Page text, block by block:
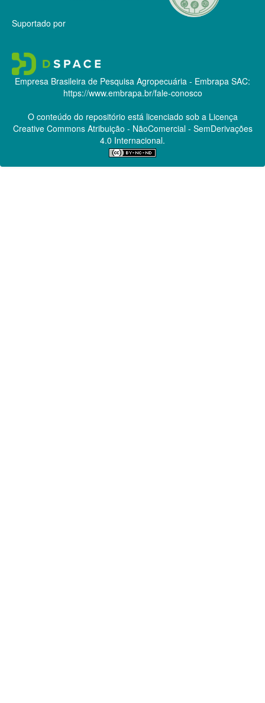
Suportado por
Empresa Brasileira de Pesquisa Agropecuária - Embrapa SAC:
https://www.embrapa.br/fale-conosco
O conteúdo do repositório está licenciado sob a Licença
Creative CommonsAtribuição - NãoComercial - SemDerivações
4.0 Internacional.